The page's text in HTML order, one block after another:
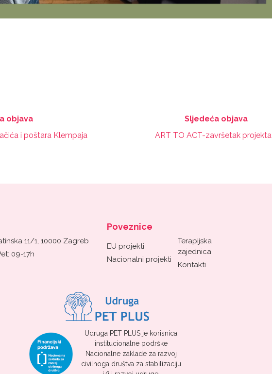
objava
i poštara Klempaja
Sljedeća objava
ART TO ACT-završetak projekta
11/1, 10000 Zagreb
09-17h
Poveznice
EU projekti
Nacionalni projekti
Terapijska
zajednica
Kontakti
Udruga PET PLUS je korisnica
institucionalne podrške
Nacionalne zaklade za razvoj
civilnoga društva za stabilizaciju